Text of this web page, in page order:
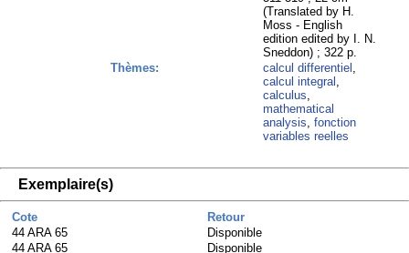
(Translated by H.
Moss - English
edition edited by I. N.
Sneddon) ; 322 p.
Thèmes:
calcul differentiel ,
calcul integral ,
calculus,
mathematical
analysis,fonction
variables reelles
Exemplaire(s)
Cote
Retour
44 ARA 65
Disponible
44 ARA 65
Disponible